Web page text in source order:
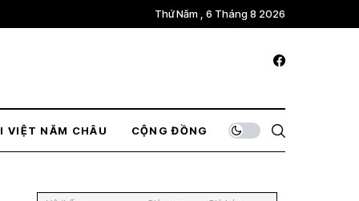
Thứ Năm , 6 Tháng 8 2026
VIỆT NĂM CHÂU CỘNG ĐỒNG